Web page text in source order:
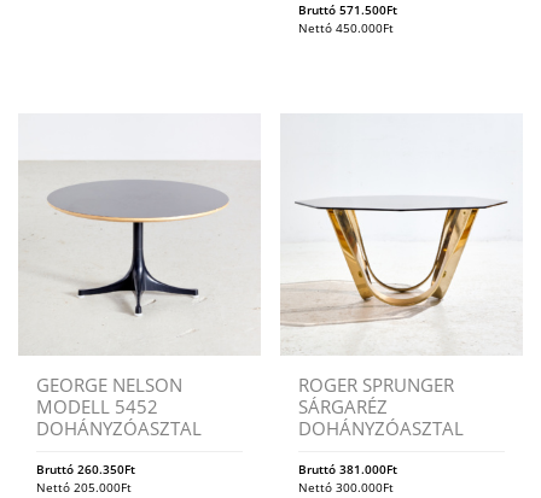
Bruttó571.500Ft
Nettó450.000Ft
GEORGE NELSON
MODELL 5452
DOHÁNYZÓASZTAL
Bruttó 260.350Ft
Nettó 205.000Ft
ROGER SPRUNGER
SÁRGARÉZ
DOHÁNYZÓASZTAL
Bruttó381.000Ft
Nettó300.000Ft